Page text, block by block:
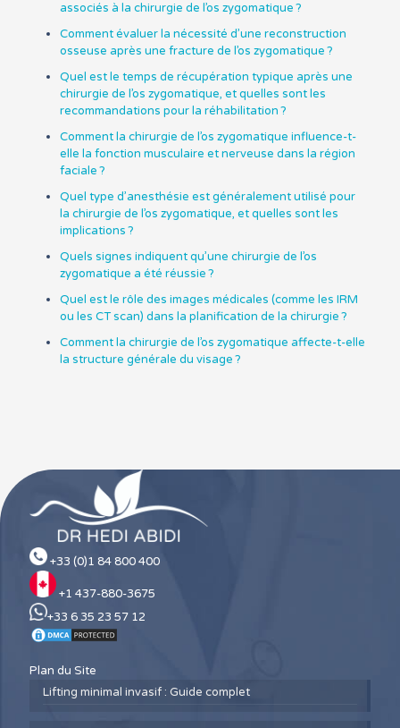
associés à la chirurgie de l’os zygomatique ?
Comment évaluer la nécessité d’une reconstruction
osseuse après une fracture de l’os zygomatique ?
Quel est le temps de récupération typique après une
chirurgie de l’os zygomatique, et quelles sont les
recommandations pour la réhabilitation ?
Comment la chirurgie de l’os zygomatique influence-t-
elle la fonction musculaire et nerveuse dans la région
faciale ?
Quel type d’anesthésie est généralement utilisé pour
la chirurgie de l’os zygomatique, et quelles sont les
implications ?
Quels signes indiquent qu’une chirurgie de l’os
zygomatique a été réussie ?
Quel est le rôle des images médicales (comme les IRM
ou les CT scan) dans la planification de la chirurgie ?
Comment la chirurgie de l’os zygomatique affecte-t-elle
la structure générale du visage ?
+33 (0)1 84 800 400
+1 437-880-3675
+33 6 35 23 57 12
Plan du Site
Lifting minimal invasif : Guide complet